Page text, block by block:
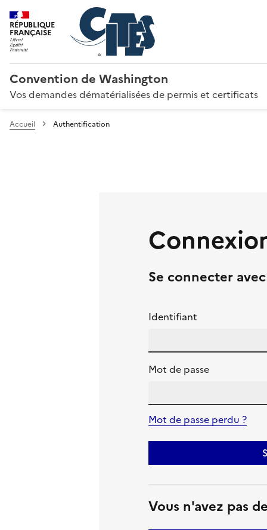
RÉPUBLIQUE
FRANÇAISE
Convention de Washington
Vos demandes dématérialisées de permis et certificats
Accueil Authentification
Se connecter
Identifiant
Mot de passe
Mot de passe perdu ?
Vous n'avez pas